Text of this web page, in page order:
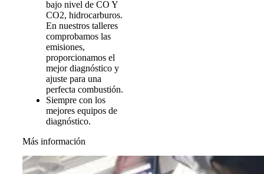
bajo nivel de CO Y
CO2, hidrocarburos.
En nuestros talleres
comprobamos las
emisiones,
proporcionamos el
mejor diagnóstico y
ajuste para una
perfecta combustión.
Siempre con los
mejores equipos de
diagnóstico.
Más información